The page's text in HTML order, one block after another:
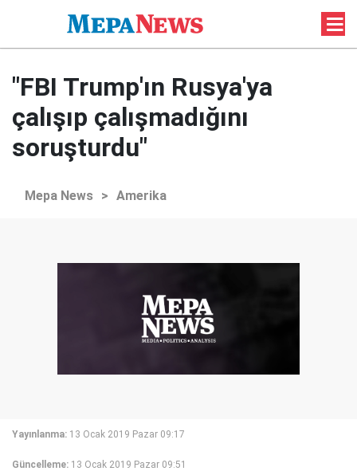
"FBI Trump'ın Rusya'ya
çalışıp çalışmadığını
soruşturdu"
Mepa News > Amerika
Yayınlanma: 13 Ocak 2019 Pazar 09:17
Güncelleme: 13 Ocak 2019 Pazar 09:51